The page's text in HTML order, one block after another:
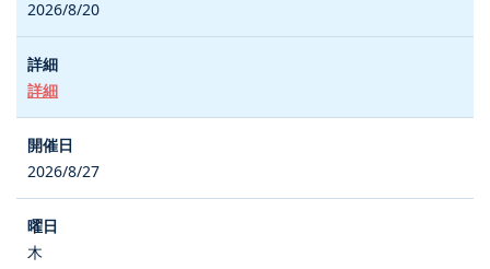
2026/8/20
詳細
2026/8/27
木